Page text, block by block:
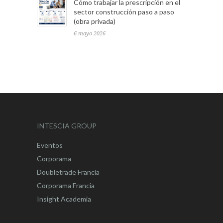
Cómo trabajar la prescripción en el
sector construcción paso a paso
(obra privada)
6 mayo 2026
INTESCIA GROUP
Eventos
Corporama
Doubletrade Francia
Corporama Francia
Insight Academia